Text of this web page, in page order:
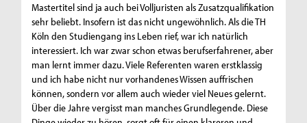
Mastertitel sind ja auch bei Volljuristen als Zusatzqualifikation
sehr beliebt. Insofern ist das nicht ungewöhnlich. Als die TH
Köln den Studiengang ins Leben rief, war ich natürlich
interessiert. Ich war zwar schon etwas berufserfahrener, aber
man lernt immer dazu. Viele Referenten waren erstklassig
und ich habe nicht nur vorhandenes Wissen auffrischen
können, sondern vor allem auch wieder viel Neues gelernt.
Über die Jahre vergisst man manches Grundlegende. Diese